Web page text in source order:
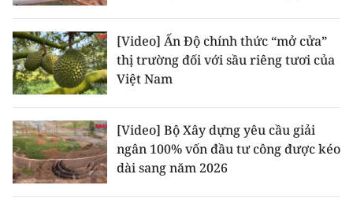
CÁC CHUYÊN TRANG
THỜI NAY
NHÂN DÂN CUỐI TUẦN
[Video] Ấn Độ chính thức “mở cửa”
thị trường đối với sầu riêng tươi của
Việt Nam
[Video] Bộ Xây dựng yêu cầu giải
ngân 100% vốn đầu tư công được kéo
dài sang năm 2026